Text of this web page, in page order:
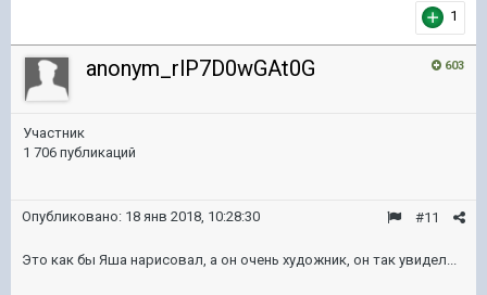
1
603
anonym_rlP7D0wGAt0G
Участник
1 706 публикаций
#11
Опубликовано: 18 янв 2018, 10:28:30
Это как бы Яша нарисовал, а он очень художник, он так увидел...